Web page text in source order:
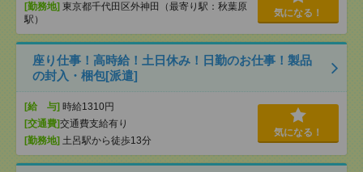
[勤務地] 東京都千代田区外神田（最寄り駅：秋葉原
駅）
気になる！
座り仕事！高時給！土日休み！日勤のお仕事！製品
の封入・梱包[派遣]
[給 与] 時給1310円
[交通費]交通費支給有り
[勤務地] 土呂駅から徒歩13分
気になる！